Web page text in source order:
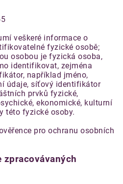
veškeré informace o
fyzické osobě;
osobou je fyzická osoba,
identifikovat, zejména
například jméno,
údaje, síťový identifikátor
prvků fyzické,
ekonomické, kulturní
této fyzické osoby.
pro ochranu osobních
zpracovávaných